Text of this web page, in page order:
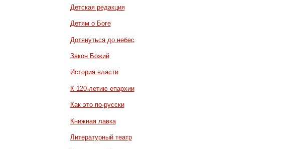
Детская редакция
Детям о Боге
Дотянуться до небес
Закон Божий
История власти
К 120-летию епархии
Как это по-русски
Книжная лавка
Литературный театр